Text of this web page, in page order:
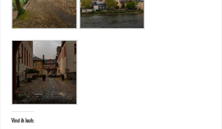
Vind ik leuk: